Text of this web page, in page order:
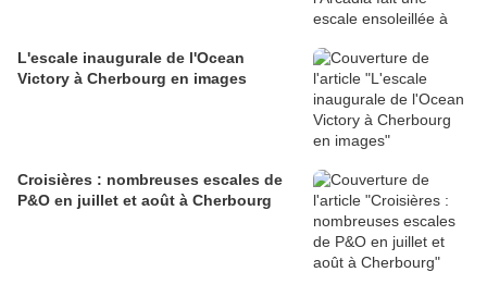
L'escale inaugurale de l'Ocean
Victory à Cherbourg en images
Croisières : nombreuses escales de
P&O en juillet et août à Cherbourg